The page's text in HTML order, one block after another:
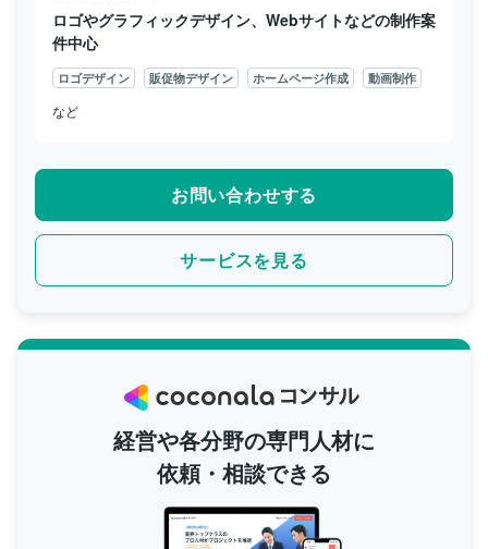
ロゴやグラフィックデザイン、Webサイトなどの制作案
件中心
ロゴデザイン 販促物デザイン ホームページ作成 動画制作
など
お問い合わせする
サービスを見る
経営や各分野の専門人材に
依頼・相談できる